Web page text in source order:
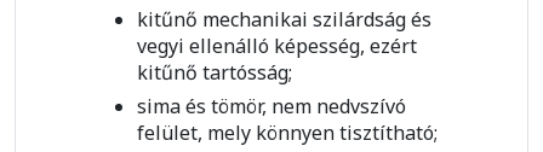
kitűnő mechanikai szilárdság és
vegyi ellenálló képesség, ezért
kitűnő tartósság;
sima és tömör, nem nedvszívó
felület, mely könnyen tisztítható;